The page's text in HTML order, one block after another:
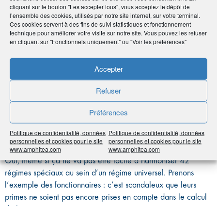
cliquant sur le bouton "Les accepter tous", vous acceptez le dépôt de
l’ensemble des cookies, utilisés par notre site internet, sur votre terminal.
Ces cookies servent à des fins de suivi statistiques et fonctionnement
technique pour améliorer votre visite sur notre site. Vous pouvez les refuser
en cliquant sur "Fonctionnels uniquement" ou "Voir les préférences"
Accepter
Refuser
Préférences
Politique de confidentialité, données
personnelles et cookies pour le site
www.amphitea.com
Politique de confidentialité, données
personnelles et cookies pour le site
www.amphitea.com
minimum contributif.
Notre système de protection sociale
date de 1945. Doit-il évoluer ?
Oui, c’est obligatoire ! Il faut rétablir l’équité entre les
citoyens. Je suis un fervent partisan de ce postulat de la
réforme Delevoye selon lequel un euro cotisé donnera les
mêmes droits, quel que soit le régime de retraite.
Cette réforme va donc dans le bon
sens…
Oui, même si ça ne va pas être facile d’harmoniser 42
régimes spéciaux au sein d’un régime universel. Prenons
l’exemple des fonctionnaires : c’est scandaleux que leurs
primes ne soient pas encore prises en compte dans le calcul